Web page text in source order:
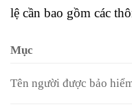
lệ cần bao gồm các
Mục
Tên người được bảo